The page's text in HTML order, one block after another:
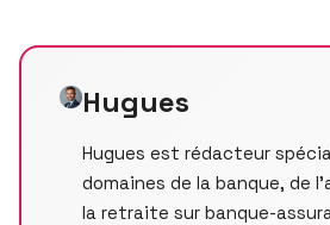
Hugues
Hugues est rédacteur
domaines de la banque, de
la retraite sur banque-